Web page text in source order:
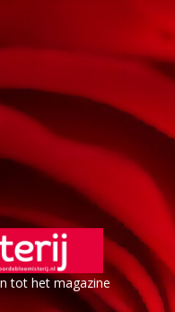
tot het magazine